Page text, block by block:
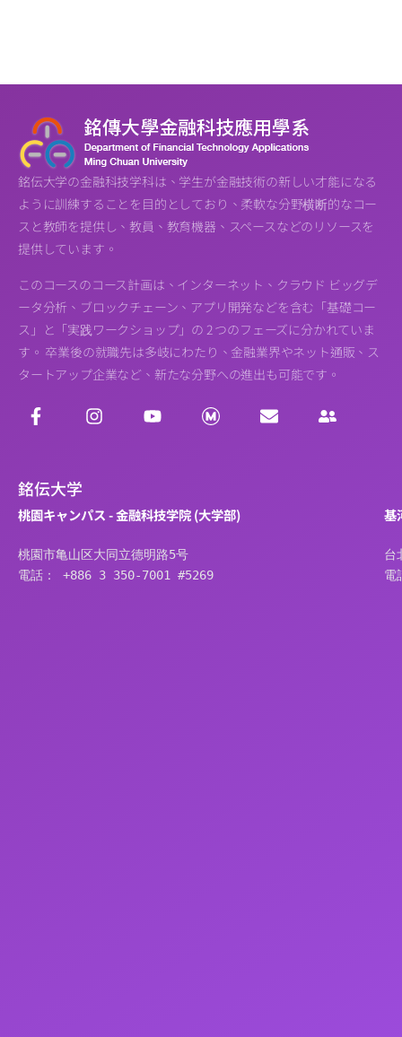
銘伝大学の金融科技学科は、学生が金融技術の新しい才能になる
ように訓練することを目的としており、柔軟な分野横断的なコー
スと教師を提供し、教員、教育機器、スペースなどのリソースを
提供しています。
このコースのコース計画は、インターネット、クラウド ビッグデ
ータ分析、ブロックチェーン、アプリ開発などを含む「基礎コー
ス」と「実践ワークショップ」の 2 つのフェーズに分かれていま
す。 卒業後の就職先は多岐にわたり、金融業界やネット通販、ス
タートアップ企業など、新たな分野への進出も可能です。
銘伝大学
桃園キャンパス - 金融科技学院 (大学部)
桃園市亀山区大同立德明路5号
電話： +886 3 350-7001 #5269
基
台
電